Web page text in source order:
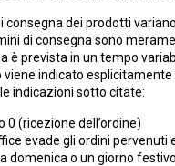
consegna dei prodotti
di consegna sono
è prevista in un tempo
indicato
indicazioni sotto citate:
0 (ricezione dell’ordine)
evade gli ordini pervenuti
domenica o un giorno